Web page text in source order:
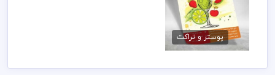
تراکت آبمیوه فروشی
psd
79,000 تومان
پوستر و تراکت